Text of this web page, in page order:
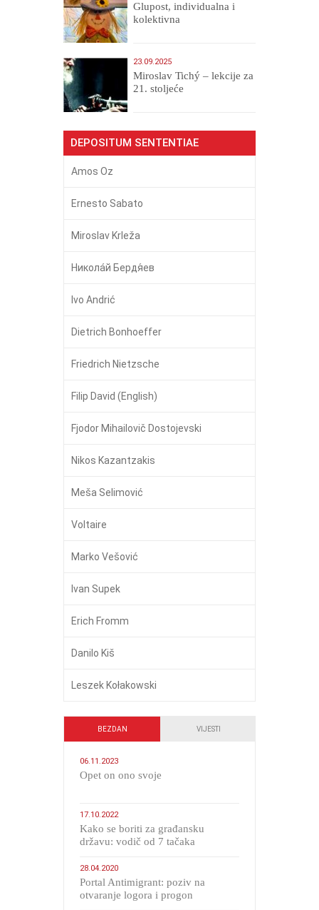
Glupost, individualna i
kolektivna
23.09.2025
Miroslav Tichý – lekcije za
21. stoljeće
DEPOSITUM SENTENTIAE
Amos Oz
Ernesto Sabato
Miroslav Krleža
Никола́й Бердя́ев
Ivo Andrić
Dietrich Bonhoeffer
Friedrich Nietzsche
Filip David (English)
Fjodor Mihailovič Dostojevski
Nikos Kazantzakis
Meša Selimović
Voltaire
Marko Vešović
Ivan Supek
Erich Fromm
Danilo Kiš
Leszek Kołakowski
BEZDAN VIJESTI
06.11.2023
​Opet on ono svoje
17.10.2022
Kako se boriti za građansku
državu: vodič od 7 tačaka
28.04.2020
Portal Antimigrant: poziv na
otvaranje logora i progon